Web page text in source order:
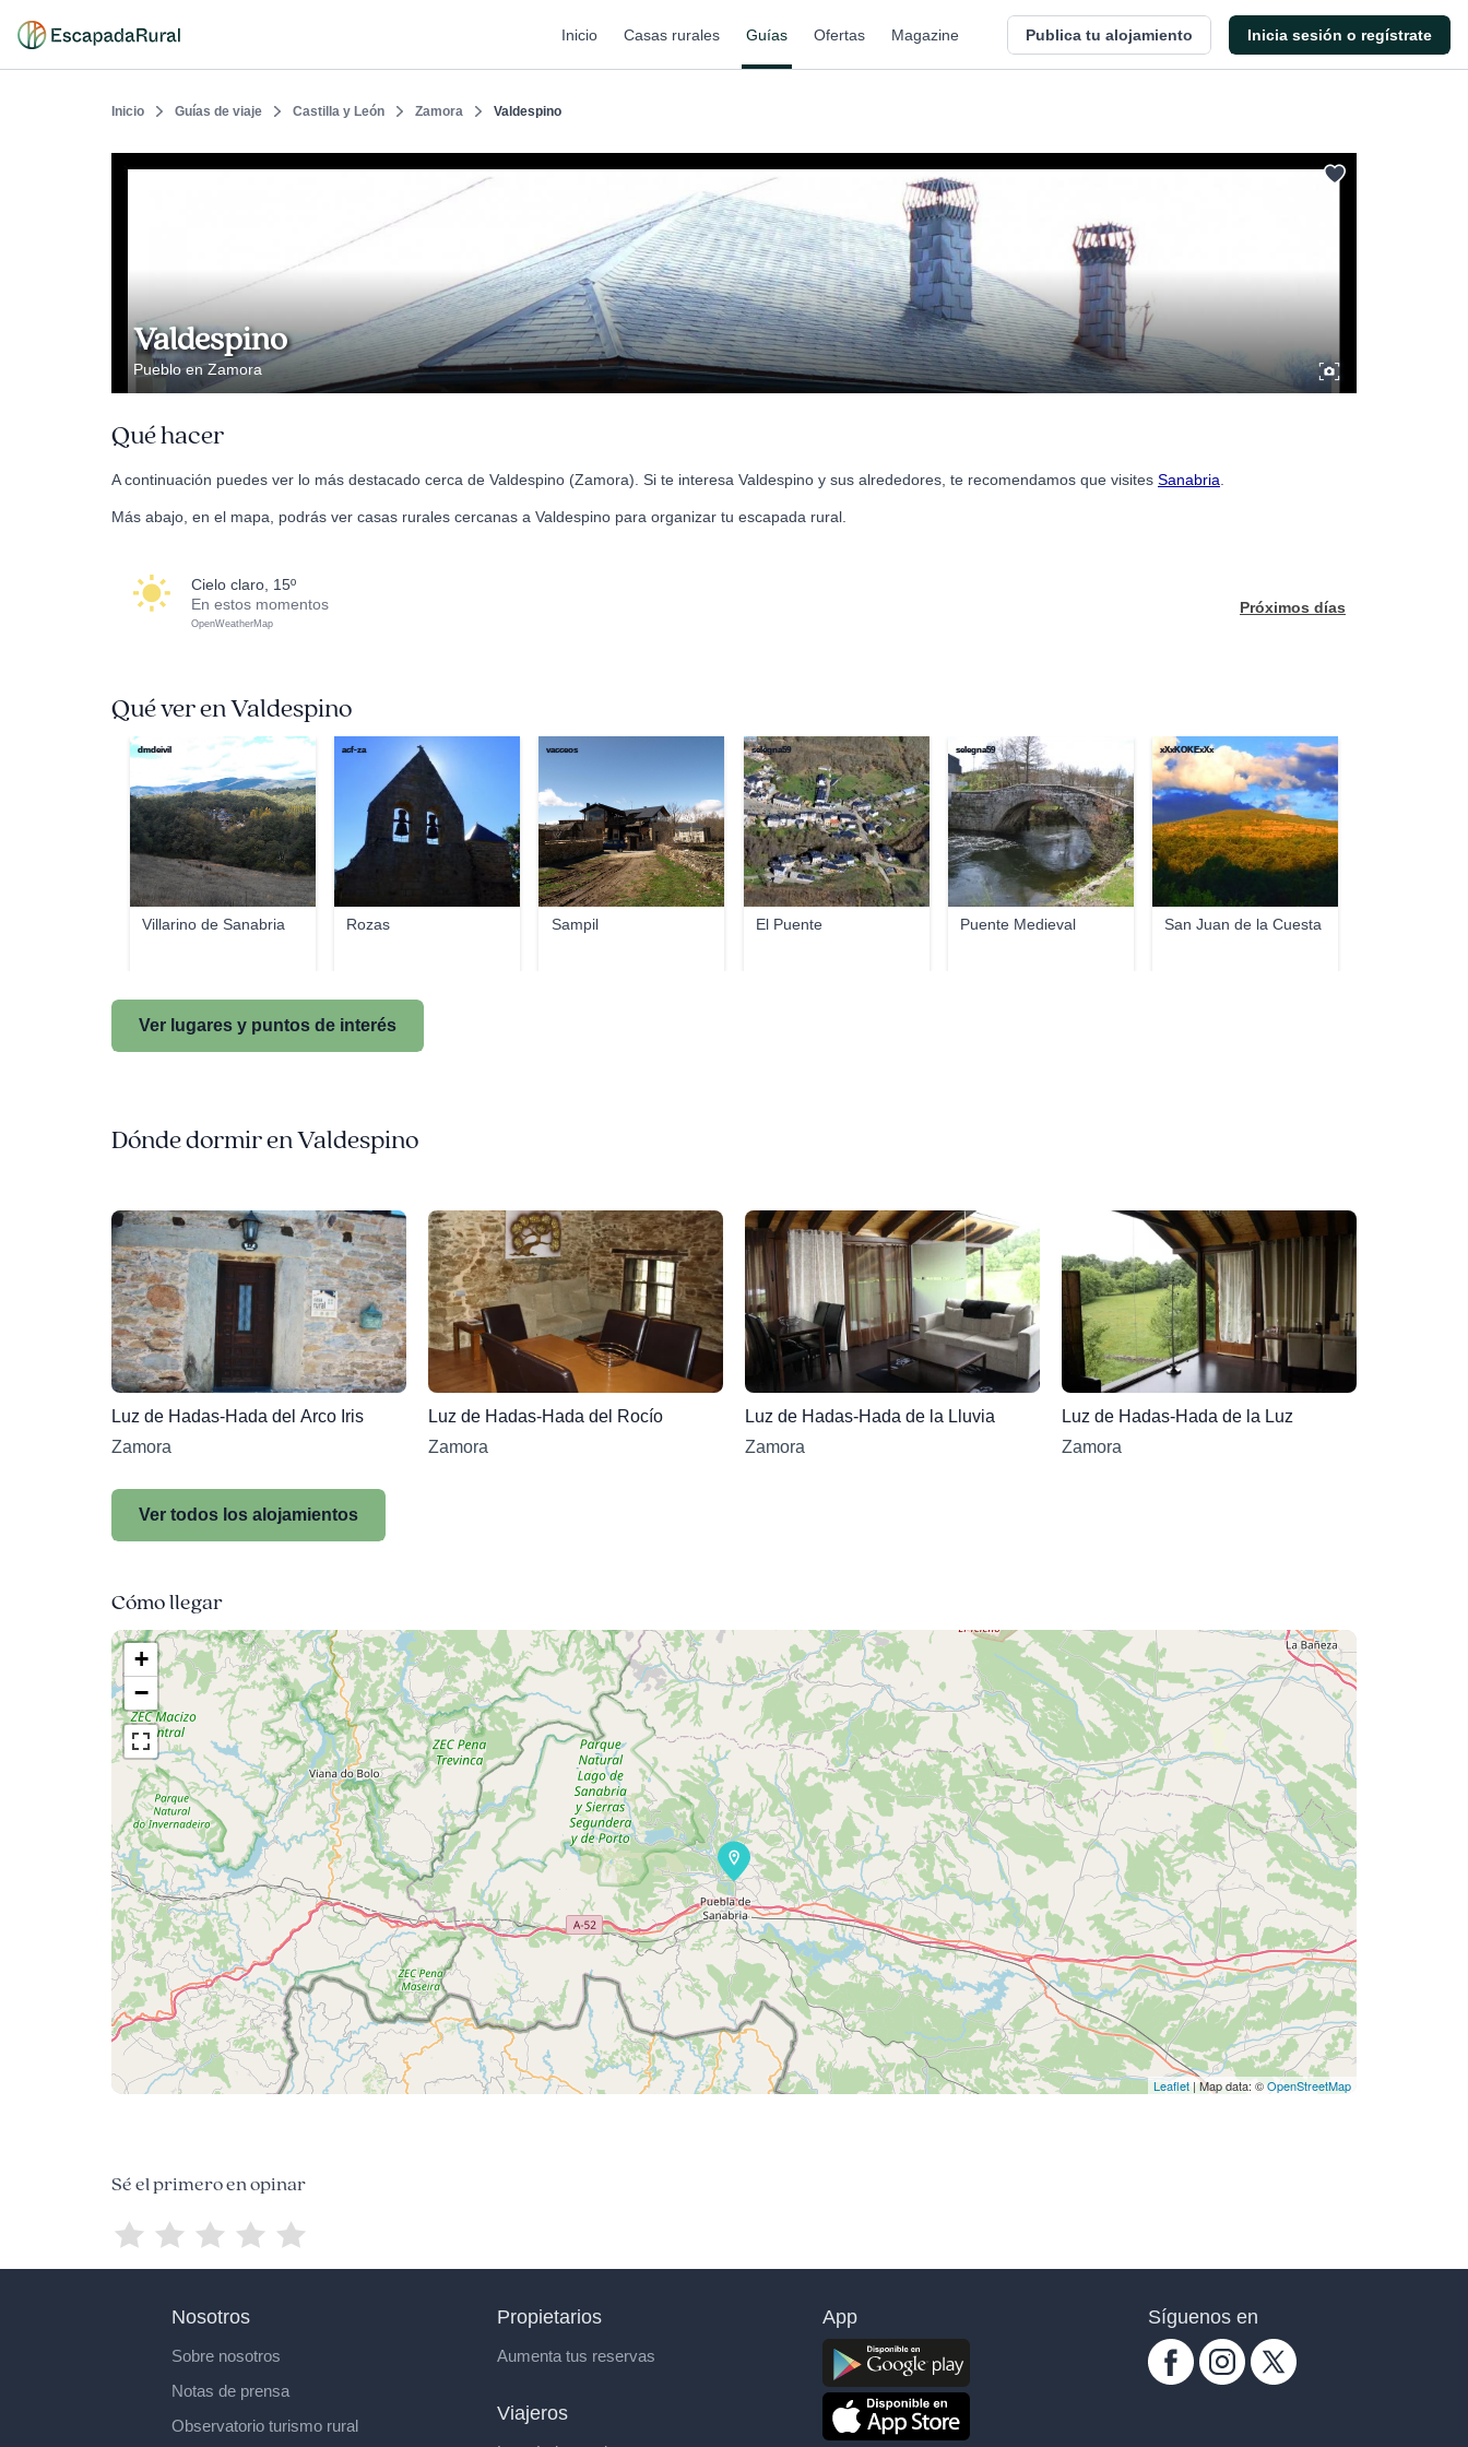
Inicio Casas rurales Guías Ofertas Magazine Publica tu alojamiento Inicia sesión o regístrate
Inicio Guías de viaje Castilla y León Zamora Valdespino
Valdespino
Pueblo en Zamora
Qué hacer
A continuación puedes ver lo más destacado cerca de Valdespino (Zamora). Si te interesa Valdespino y sus alrededores, te recomendamos que visites Sanabria
Más abajo, en el mapa, podrás ver casas rurales cercanas a Valdespino para organizar tu escapada rural.
cielo claro, 15º
En estos momentos
OpenWeatherMap
Próximos días
Qué ver en Valdespino
Villarino de Sanabria
dmdeivil
Rozas
acf-za
Sampil
vacceos
El Puente
selegna59
Puente Medieval
selegna59
San Juan de la Cuesta
xXxKOKExXx
Ver lugares y puntos de interés
Dónde dormir en Valdespino
Luz de Hadas-Hada del Arco Iris
Zamora
Luz de Hadas-Hada del Rocío
Zamora
Luz de Hadas-Hada de la Lluvia
Zamora
Luz de Hadas-Hada de la Luz
Zamora
Ver todos los alojamientos
Cómo llegar
+
−
Leaflet | Map data: ©OpenStreetMap
Sé el primero en opinar
Nosotros
Sobre nosotros
Notas de prensa
Observatorio turismo rural
Propietarios
Aumenta tus reservas
Viajeros
App Síguenos en